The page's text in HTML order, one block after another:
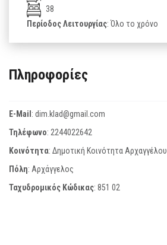
38
Περίοδος Λειτουργίας: Όλο το χρόνο
Πληροφορίες
E-Mail: dim.klad@gmail.com
Τηλέφωνο: 2244022642
Κοινότητα: Δημοτική Κοινότητα Αρχαγγέλου
Πόλη: Αρχάγγελος
Ταχυδρομικός Κώδικας: 851 02